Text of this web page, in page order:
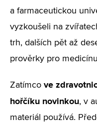
a farmaceutickou
vyzkoušeli na
trh, dalších pět až
prověrky pro
Zatímco ve
hořčíku novinkou, v
materiál používá.